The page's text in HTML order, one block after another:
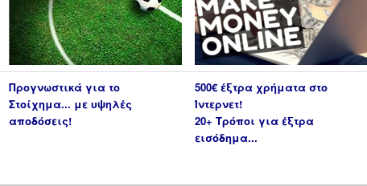
Προγνωστικά για το
Στοίχημα... με υψηλές
αποδόσεις!
500€ έξτρα χρήματα στο
Ίντερνετ!
20+ Τρόποι για έξτρα
εισόδημα...